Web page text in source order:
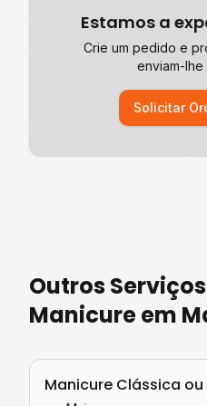
Estamos a
Crie um pedido e
enviam-lhe
Solicitar
Outros
Manicureem
Manicure Clássica ou